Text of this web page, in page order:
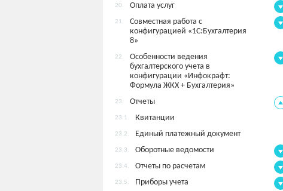
20. Оплата услуг
21.
Совместная работа с
конфигурацией «1С:Бухгалтерия
8»
22.
Особенности ведения
бухгалтерского учета в
конфигурации «Инфокрафт:
Формула ЖКХ + Бухгалтерия»
23. Отчеты
23.1. Квитанции
23.2. Единый платежный документ
23.3. Оборотные ведомости
23.4. Отчеты по расчетам
23.5. Приборы учета